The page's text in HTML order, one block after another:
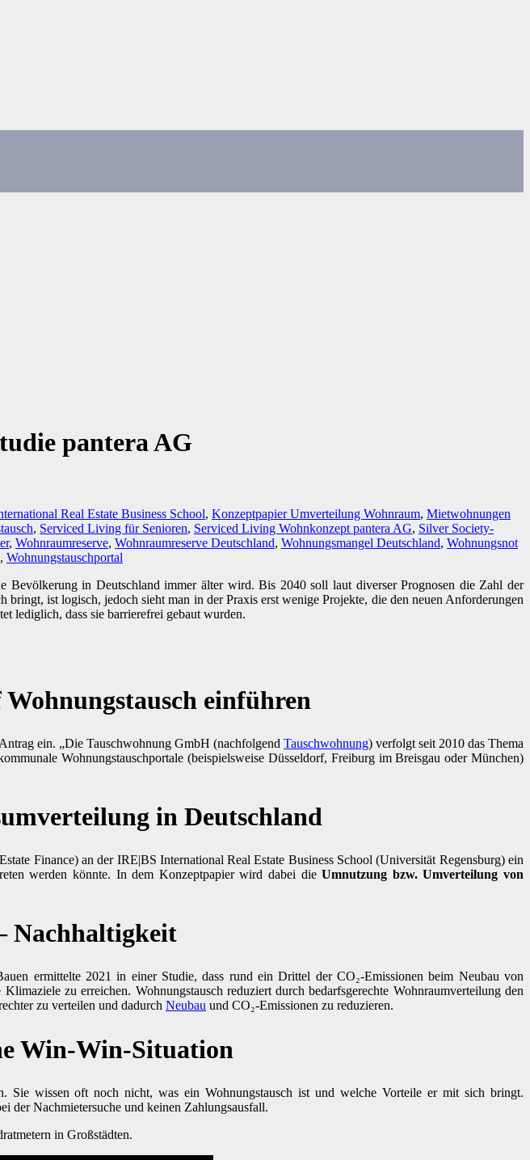
pantera AG
Real Estate Business School, Konzeptpapier Umverteilung Wohnraum, Mietwohnungen
, Serviced Living für Senioren, Serviced Living Wohnkonzept pantera AG, Silver Society-
, Wohnraumreserve, Wohnraumreserve Deutschland, Wohnungsmangel Deutschland, Wohnungsnot
, Wohnungstauschportal
Bevölkerung in Deutschland immer älter wird. Bis 2040 soll laut diverser Prognosen die Zahl der
ist logisch, jedoch sieht man in der Praxis erst wenige Projekte, die den neuen Anforderungen
lediglich, dass sie barrierefrei gebaut wurden.
einführen
ein. „Die Tauschwohnung GmbH (nachfolgend Tauschwohnung) verfolgt seit 2010 das Thema
Wohnungstauschportale (beispielsweise Düsseldorf, Freiburg im Breisgau oder München)
in Deutschland
Finance) an der IRE|BS International Real Estate Business School (Universität Regensburg) ein
werden könnte. In dem Konzeptpapier wird dabei dieUmnutzung bzw. Umverteilung von
Nachhaltigkeit
ermittelte 2021 in einer Studie, dass rund ein Drittel der CO₂-Emissionen beim Neubau von
zu erreichen. Wohnungstausch reduziert durch bedarfsgerechte Wohnraumverteilung den
zu verteilen und dadurch Neubau und CO₂-Emissionen zu reduzieren.
Win-Win-Situation
Sie wissen oft noch nicht, was ein Wohnungstausch ist und welche Vorteile er mit sich bringt.
der Nachmietersuche und keinen Zahlungsausfall.
in Großstädten.